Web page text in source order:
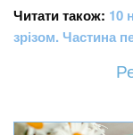
Читати також: 10
зрізом. Частина